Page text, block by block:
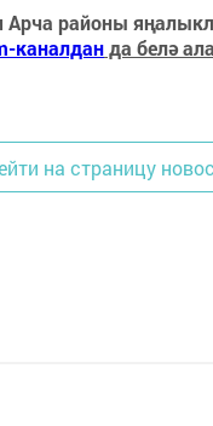
Арча районы
каналданда белә
на страницу